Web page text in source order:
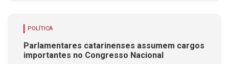
POLÍTICA
Parlamentares catarinenses assumem cargos
importantes no Congresso Nacional